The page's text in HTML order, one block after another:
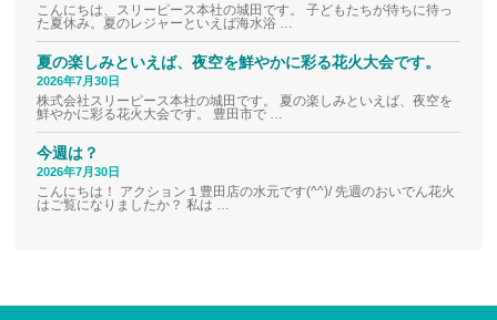
こんにちは、スリーピース本社の城田です。 子どもたちが待ちに待っ
た夏休み。夏のレジャーといえば海水浴 …
夏の楽しみといえば、夜空を鮮やかに彩る花火大会です。
2026年7月30日
株式会社スリーピース本社の城田です。 夏の楽しみといえば、夜空を
鮮やかに彩る花火大会です。 豊田市で …
今週は？
2026年7月30日
こんにちは！ アクション１豊田店の水元です(^^)/ 先週のおいでん花火
はご覧になりましたか？ 私は …